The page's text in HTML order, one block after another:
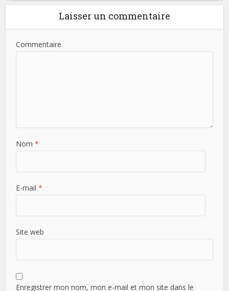
Laisser un commentaire
Commentaire
Nom*
E-mail*
Site web
Enregistrer mon nom, mon e-mail et mon site dans le